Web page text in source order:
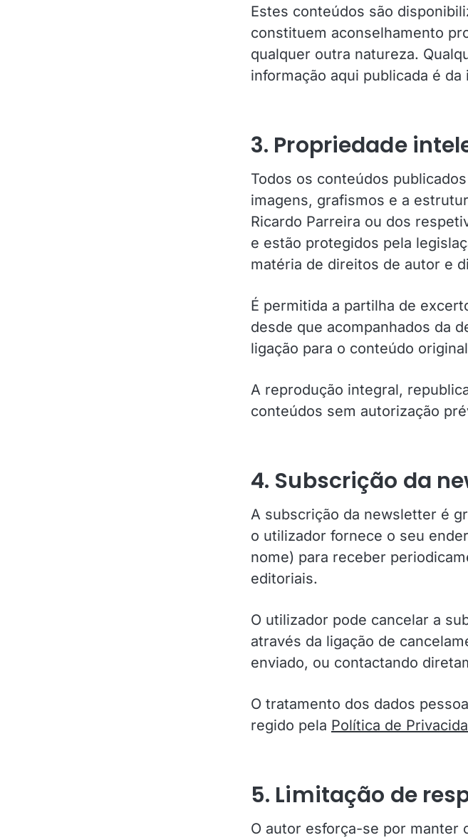
Estes conteúdos são
constituem aconselhamento
qualquer outra natureza.
informação aqui publicada é
3. Propriedade
Todos os conteúdos
imagens, grafismos e a
Ricardo Parreira ou dos
e estão protegidos pela
matéria de direitos de autor e
É permitida a partilha de
desde que acompanhados da
ligação para o conteúdo
A reprodução integral,
conteúdos sem autorização
4. Subscrição da
A subscrição da newsletter é
o utilizador fornece o seu
nome) para receber
editoriais.
O utilizador pode cancelar a
através da ligação de
enviado, ou contactando
O tratamento dos dados
regido pela Política de
5. Limitação de
O autor esforça-se por manter